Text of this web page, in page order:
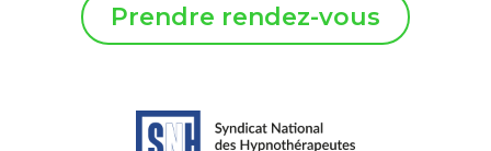
Prendre rendez-vous